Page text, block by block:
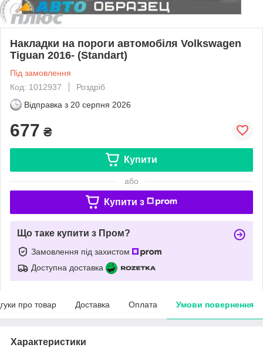
Накладки на пороги автомобіля Volkswagen
Tiguan 2016- (Standart)
Під замовлення
Код: 1012937
Роздріб
Відправка з 20 серпня 2026
677 ₴
Купити
або
Купити з
Що таке купити з Пром?
Замовлення під захистом
Доступна доставка
про товар Доставка Оплата Умови повернення
Характеристики